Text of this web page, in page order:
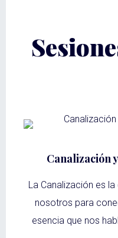
Canalización
La Canalización es
nosotros para
esencia que nos